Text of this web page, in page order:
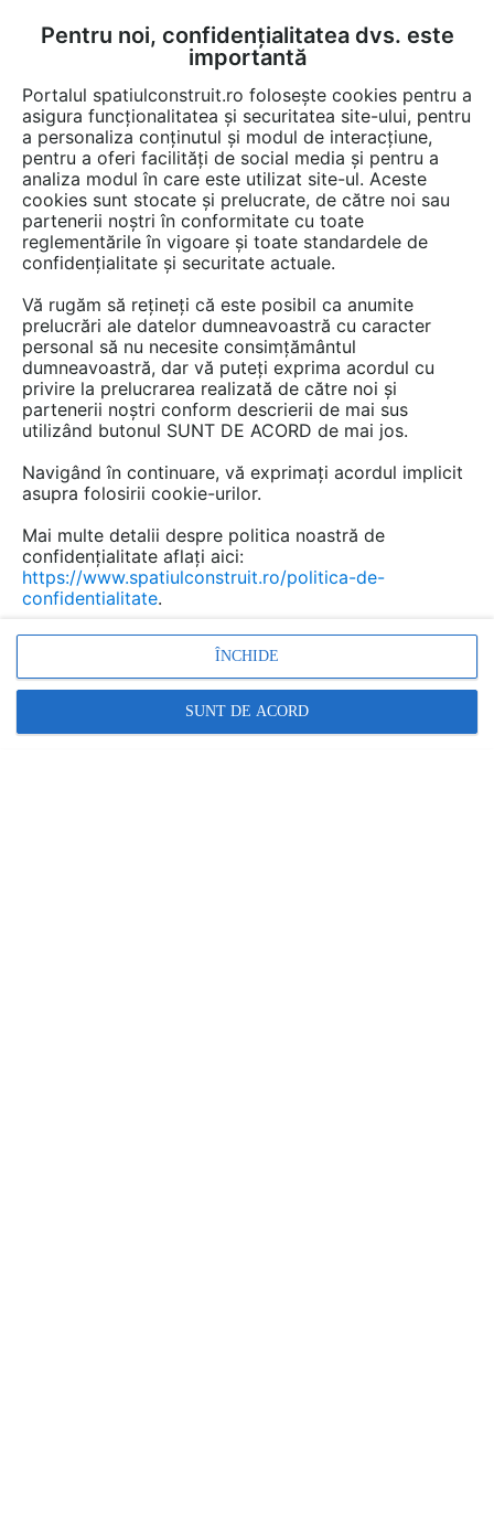
FĂ-ȚI CONT LOGIN
CUM SE FACE
EȘTI AICI: Documentații Fise tehnice Terase, foisoare, pergole Electronice,
Subwooferul Sub2 BOSE L1 Pro32 +
Sub2
Limba: Engleza
23 afisari
Tip documentatie: Fisa tehnica Salvează pdf
Pentru noi, confidențialitatea dvs. este
importantă
Portalul spatiulconstruit.ro folosește cookies pentru a
asigura funcționalitatea și securitatea site-ului, pentru
a personaliza conținutul și modul de interacțiune,
pentru a oferi facilități de social media și pentru a
analiza modul în care este utilizat site-ul. Aceste
cookies sunt stocate și prelucrate, de către noi sau
partenerii noștri în conformitate cu toate
reglementările în vigoare și toate standardele de
confidențialitate și securitate actuale.
Vă rugăm să rețineți că este posibil ca anumite
prelucrări ale datelor dumneavoastră cu caracter
personal să nu necesite consimțământul
dumneavoastră, dar vă puteți exprima acordul cu
privire la prelucrarea realizată de către noi și
partenerii noștri conform descrierii de mai sus
utilizând butonul SUNT DE ACORD de mai jos.
Navigând în continuare, vă exprimați acordul implicit
asupra folosirii cookie-urilor.
Mai multe detalii despre politica noastră de
confidențialitate aflați aici:
https://www.spatiulconstruit.ro/politica-de-
confidentialitate.
ÎNCHIDE
SUNT DE ACORD